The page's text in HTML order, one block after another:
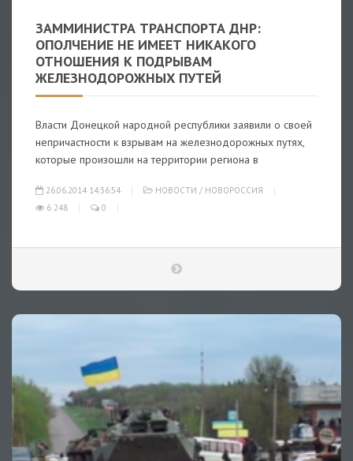
ЗАММИНИСТРА ТРАНСПОРТА ДНР:
ОПОЛЧЕНИЕ НЕ ИМЕЕТ НИКАКОГО
ОТНОШЕНИЯ К ПОДРЫВАМ
ЖЕЛЕЗНОДОРОЖНЫХ ПУТЕЙ
Власти Донецкой народной республики заявили о своей
непричастности к взрывам на железнодорожных путях,
которые произошли на территории региона в
26.06.2014 14:36:54 НОВОСТИ / НОВОРОССИЯ
6 248
0